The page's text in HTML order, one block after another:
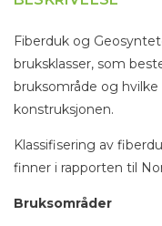
Fiberduk og
bruksklasser, som
bruksområde og
konstruksjonen.
Klassifisering av
finner i rapporten til
Bruksområder